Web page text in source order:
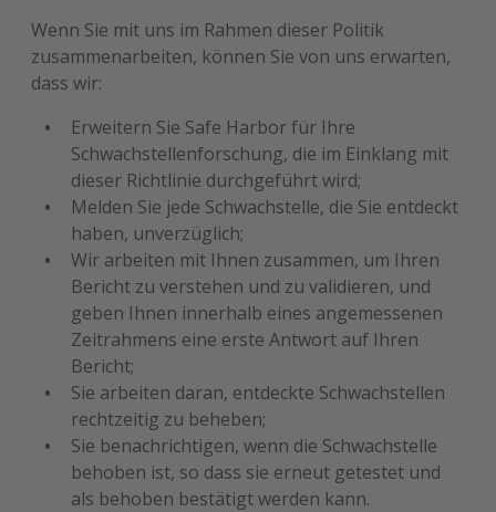
Wenn Sie mit uns im Rahmen dieser Politik
zusammenarbeiten, können Sie von uns erwarten,
dass wir:
Erweitern Sie Safe Harbor für Ihre
Schwachstellenforschung, die im Einklang mit
dieser Richtlinie durchgeführt wird;
Melden Sie jede Schwachstelle, die Sie entdeckt
haben, unverzüglich;
Wir arbeiten mit Ihnen zusammen, um Ihren
Bericht zu verstehen und zu validieren, und
geben Ihnen innerhalb eines angemessenen
Zeitrahmens eine erste Antwort auf Ihren
Bericht;
Sie arbeiten daran, entdeckte Schwachstellen
rechtzeitig zu beheben;
Sie benachrichtigen, wenn die Schwachstelle
behoben ist, so dass sie erneut getestet und
als behoben bestätigt werden kann.